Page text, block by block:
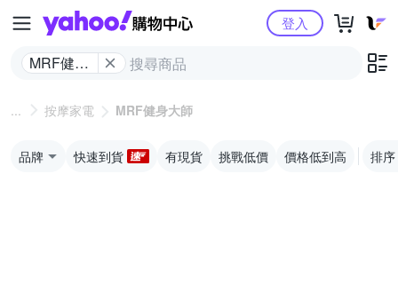
Yahoo購物中心
MRF健身
登入
按摩家電 MRF健身大師
品牌 快速到貨 有現貨 挑戰低價 價格低到高 排序